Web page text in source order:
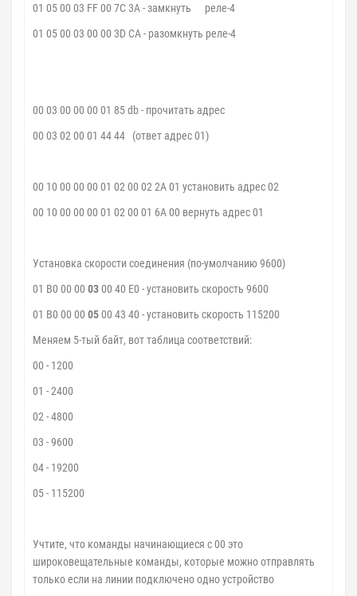
01 05 00 03 FF 00 7C 3A - замкнуть
реле-4
01 05 00 03 00 00 3D CA - разомкнуть реле-4
00 03 00 00 00 01 85 db - прочитать адрес
00 03 02 00 01 44 44 (ответ адрес 01)
00 10 00 00 00 01 02 00 02 2A 01 установить адрес 02
00 10 00 00 00 01 02 00 01 6A 00 вернуть адрес 01
Установка скорости соединения (по-умолчанию 9600)
01 B0 00 00 0300 40 E0 - установить скорость 9600
01 B0 00 00 0500 43 40 - установить скорость 115200
Меняем 5-тый байт, вот таблица соответствий:
00 - 1200
01 - 2400
02 - 4800
03 - 9600
04 - 19200
05 - 115200
Учтите, что команды начинающиеся с 00 это
широковещательные команды, которые можно отправлять
только если на линии подключено одно устройство